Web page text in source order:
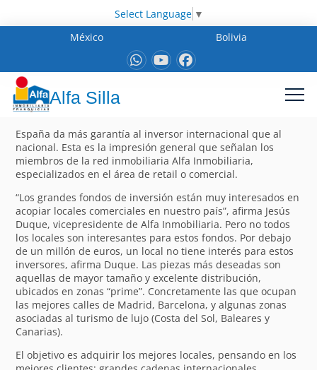
Select Language ▼
México
Bolivia
Alfa Silla
España da más garantía al inversor internacional que al
nacional. Esta es la impresión general que señalan los
miembros de la red inmobiliaria Alfa Inmobiliaria,
especializados en el área de retail o comercial.
“Los grandes fondos de inversión están muy interesados en
acopiar locales comerciales en nuestro país”, afirma Jesús
Duque, vicepresidente de Alfa Inmobiliaria. Pero no todos
los locales son interesantes para estos fondos. Por debajo
de un millón de euros, un local no tiene interés para estos
inversores, afirma Duque. Las piezas más deseadas son
aquellas de mayor tamaño y excelente distribución,
ubicados en zonas “prime”. Concretamente las que ocupan
las mejores calles de Madrid, Barcelona, y algunas zonas
asociadas al turismo de lujo (Costa del Sol, Baleares y
Canarias).
El objetivo es adquirir los mejores locales, pensando en los